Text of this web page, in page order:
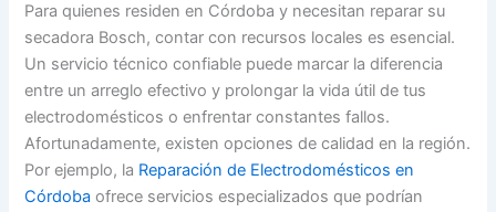
Para quienes residen en Córdoba y necesitan reparar su
secadora Bosch, contar con recursos locales es esencial.
Un servicio técnico confiable puede marcar la diferencia
entre un arreglo efectivo y prolongar la vida útil de tus
electrodomésticos o enfrentar constantes fallos.
Afortunadamente, existen opciones de calidad en la región.
Por ejemplo, la Reparación de Electrodomésticos en
Córdoba ofrece servicios especializados que podrían